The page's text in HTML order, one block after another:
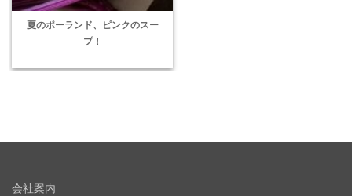
夏のポーランド、ピンクのスー
プ！
会社案内